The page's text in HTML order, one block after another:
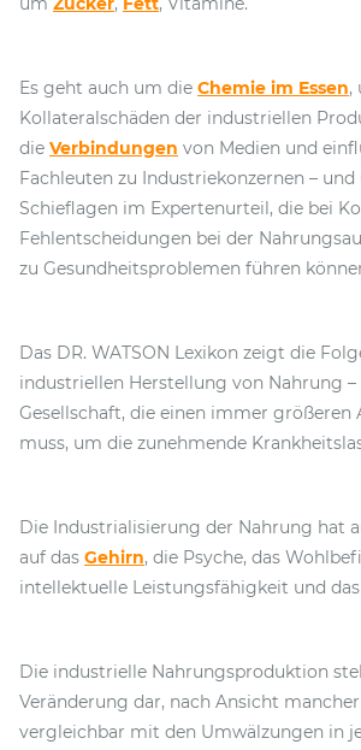
Es geht auch um die Chemie im Essen,
Kollateralschäden der industriellen
die Verbindungen von Medien und
Fachleuten zu Industriekonzernen –
Schieflagen im Expertenurteil, die bei
Fehlentscheidungen bei der
zu Gesundheitsproblemen führen
Das DR. WATSON Lexikon zeigt die
industriellen Herstellung von Nahrung
Gesellschaft, die einen immer größeren
muss, um die zunehmende
Die Industrialisierung der Nahrung hat
auf das Gehirn, die Psyche, das
intellektuelle Leistungsfähigkeit und
Die industrielle Nahrungsproduktion
Veränderung dar, nach Ansicht
vergleichbar mit den Umwälzungen in